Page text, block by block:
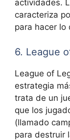
actividades.
caracteriza
para hacer lo
6. League
League of
estrategia
trata de un
que los
(llamado
para destruir